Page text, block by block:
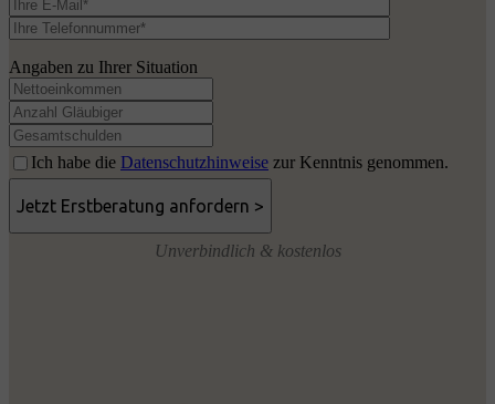
Angaben zu Ihrer Situation
Ich habe die Datenschutzhinweise zur Kenntnis genommen.
Unverbindlich & kostenlos